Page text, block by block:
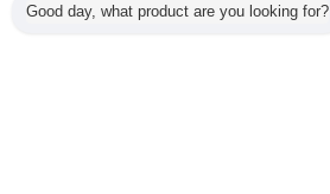
Good day, what product are you looking for?